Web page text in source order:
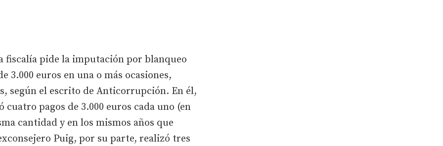
fiscalía pide la imputación por blanqueo
3.000 euros en una o más ocasiones,
según el escrito de Anticorrupción. En él,
cuatro pagos de 3.000 euros cada uno (en
cantidad y en los mismos años que
Puig, por su parte, realizó tres